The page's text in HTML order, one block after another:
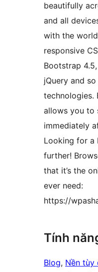
beautifully
and all
with the
responsive
Bootstrap
jQuery and
technologies.
allows you to
immediately
Looking for a
further!
that it’s the
ever need:
https://
Tính
Blog, Nền tùy